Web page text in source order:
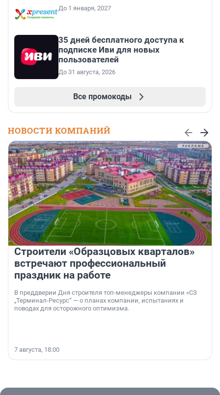
До 1 января, 2027
35 дней бесплатного доступа к
подписке Иви для новых
пользователей
До 31 августа, 2026
Все промокоды
НОВОСТИ КОМПАНИЙ
Строители «Образцовых кварталов»
встречают профессиональный
праздник на работе
В преддверии Дня строителя топ-менеджеры компании «СЗ
„Терминал-Ресурс“ — о планах компании, испытаниях и
поводах для осторожного оптимизма.
7 августа, 18:00